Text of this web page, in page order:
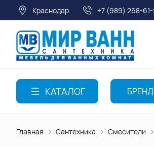
Краснодар +7 (989) 268-61-
КАТАЛОГ
Главная Сантехника Смесители